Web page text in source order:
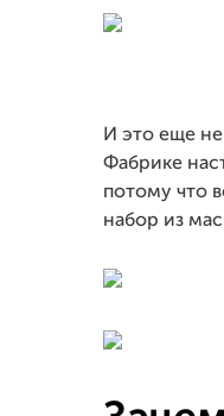
И это еще
Фабрике
потому что
набор из